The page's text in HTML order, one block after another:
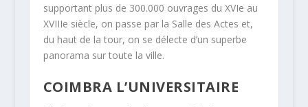
supportant plus de 300.000 ouvrages du XVIe au
XVIIIe siècle, on passe par la Salle des Actes et,
du haut de la tour, on se délecte d’un superbe
panorama sur toute la ville.
COIMBRA L’UNIVERSITAIRE